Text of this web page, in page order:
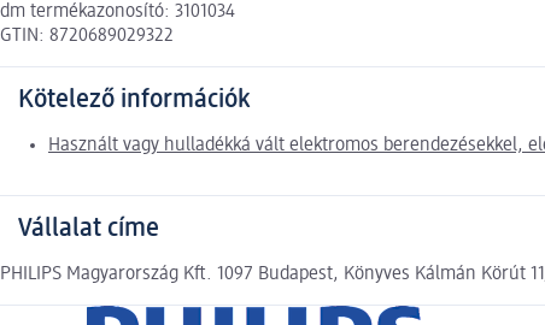
dm termékazonosító: 3101034
GTIN: 8720689029322
Kötelező információk
Használt vagy hulladékká vált elektromos berendezésekkel,
Vállalat címe
PHILIPS Magyarország Kft. 1097 Budapest, Könyves Kálmán Körút